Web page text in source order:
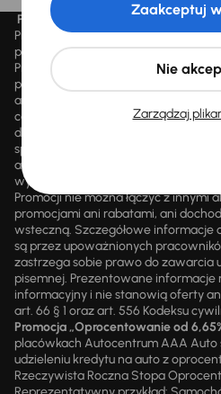
Promocja „Letnie przeceny aż 1500
Promocja „Letnie przeceny aż 1500
placówkach Autocentrum AAA AUTO
Promocja polega na możliwości
przecenionych, wskazanych w
aaaauto.pl/promocja, ze zniżką
cenie. Zniżka jest obliczana jako
danego pojazdu z 30 dni przed
sprzedaży. Liczba samochodów
aktualizowana na bieżąco; średnia
wynosi około 1500, a nowe auta są
Promocji nie można łączyć z innymi
promocjami ani rabatami, ani
wsteczną. Szczegółowe informacje
są przez upoważnionych
zastrzega sobie prawo do zawarcia
pisemnej. Prezentowane informacje
informacyjny i nie stanowią oferty
art. 66 § 1 oraz art. 556 Kodeksu
Promocja „Oprocentowanie od
placówkach Autocentrum AAA Auto
udzieleniu kredytu na auto z
Rzeczywista Roczna Stopa
Zarządzaj
Nie
Zaakceptuj